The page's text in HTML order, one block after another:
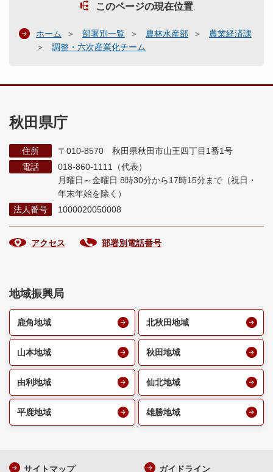
このページの現在位置
ホーム 部署別一覧 農林水産部
農業経済課
調整・六次産業化チーム
秋田県庁
住所
〒010-8570 秋田県秋田市山王四丁目1番1号
電話
018-860-1111（代表）
月曜日～金曜日 8時30分から17時15分まで （祝日・
年末年始を除く）
法人番号
1000020050008
アクセス 部署別電話番号
地域振興局
鹿角地域 北秋田地域
山本地域 秋田地域
由利地域 仙北地域
平鹿地域 雄勝地域
サイトマップ ガイドライン